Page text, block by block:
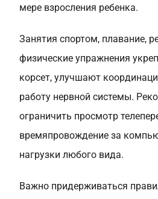
мере взросления ребенка.
Занятия спортом, плавание,
физические упражнения
корсет, улучшают
работу нервной системы.
ограничить просмотр
времяпровождение за
нагрузки любого вида.
Важно придерживаться